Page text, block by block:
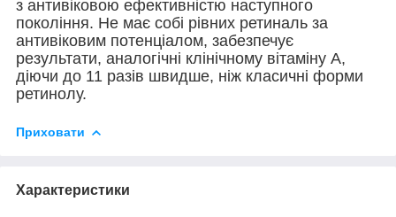
з антивіковою ефективністю наступного
покоління. Не має собі рівних ретиналь за
антивіковим потенціалом, забезпечує
результати, аналогічні клінічному вітаміну А,
діючи до 11 разів швидше, ніж класичні форми
ретинолу.
Приховати
Характеристики